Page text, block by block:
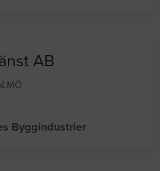
AB
Byggindustrier